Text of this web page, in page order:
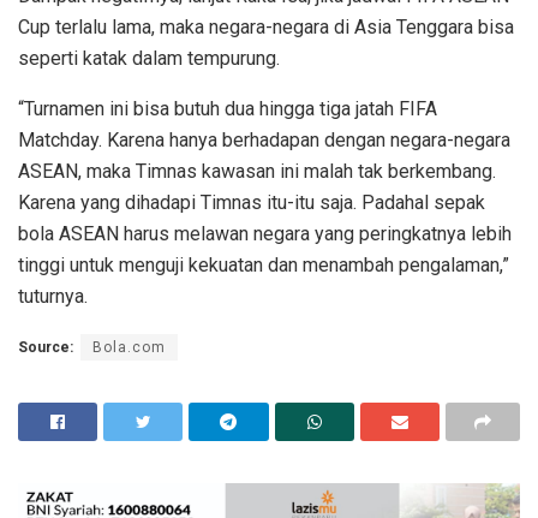
Cup terlalu lama, maka negara-negara di Asia Tenggara bisa
seperti katak dalam tempurung.
“Turnamen ini bisa butuh dua hingga tiga jatah FIFA
Matchday. Karena hanya berhadapan dengan negara-negara
ASEAN, maka Timnas kawasan ini malah tak berkembang.
Karena yang dihadapi Timnas itu-itu saja. Padahal sepak
bola ASEAN harus melawan negara yang peringkatnya lebih
tinggi untuk menguji kekuatan dan menambah pengalaman,”
tuturnya.
Source: Bola.com